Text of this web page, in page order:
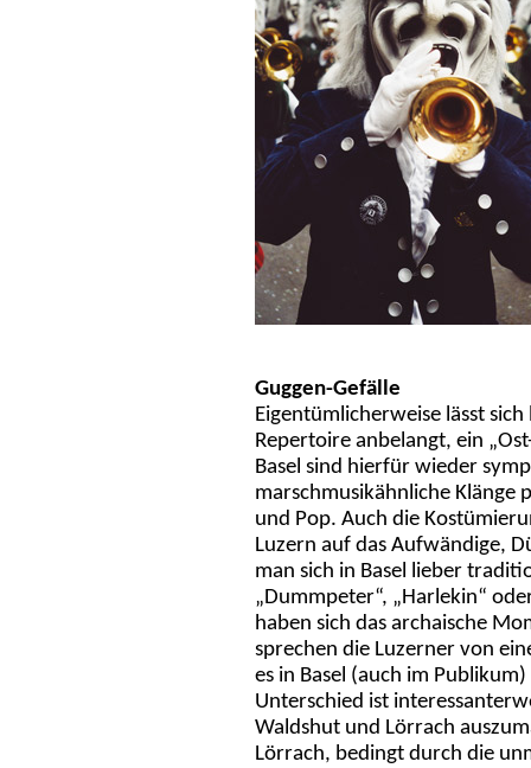
Guggen-Gefälle
Eigentümlicherweise lässt
Repertoire anbelangt, ein
Basel sind hierfür wieder
marschmusikähnliche Klänge
und Pop. Auch die
Luzern auf das Aufwändige,
man sich in Basel lieber
„Dummpeter“, „Harlekin“
haben sich das archaische
sprechen die Luzerner von
es in Basel (auch im
Unterschied ist
Waldshut und Lörrach
Lörrach, bedingt durch die